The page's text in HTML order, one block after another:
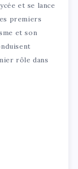
et se lance
premiers
et son
rôle dans